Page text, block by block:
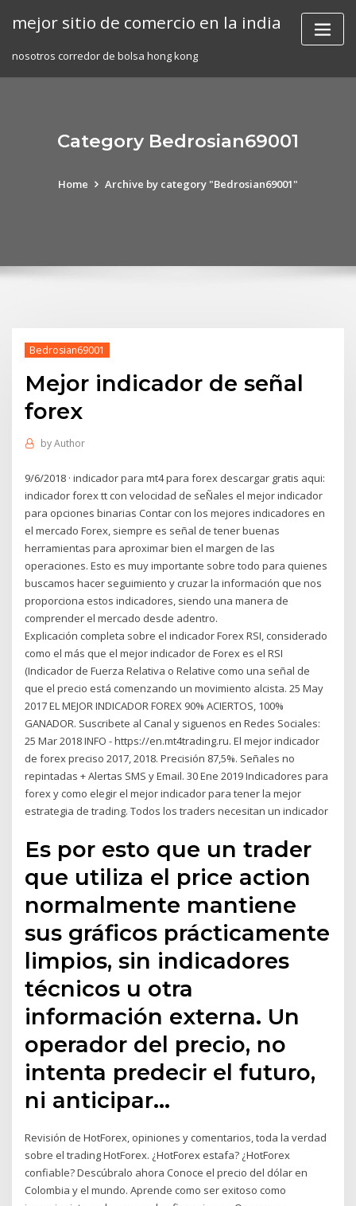
mejor sitio de comercio en la india
nosotros corredor de bolsa hong kong
Category Bedrosian69001
Home Archive by category "Bedrosian69001"
Bedrosian69001
Mejor indicador de señal
forex
byAuthor
9/6/2018 · indicador para mt4 para forex descargar gratis aqui:
indicador forex tt con velocidad de seÑales el mejor indicador
para opciones binarias Contar con los mejores indicadores en
el mercado Forex, siempre es señal de tener buenas
herramientas para aproximar bien el margen de las
operaciones. Esto es muy importante sobre todo para quienes
buscamos hacer seguimiento y cruzar la información que nos
proporciona estos indicadores, siendo una manera de
comprender el mercado desde adentro.
Explicación completa sobre el indicador Forex RSI, considerado
como el más que el mejor indicador de Forex es el RSI
(Indicador de Fuerza Relativa o Relative como una señal de
que el precio está comenzando un movimiento alcista. 25 May
2017 EL MEJOR INDICADOR FOREX 90% ACIERTOS, 100%
GANADOR. Suscribete al Canal y siguenos en Redes Sociales:
25 Mar 2018 INFO - https://en.mt4trading.ru. El mejor indicador
de forex preciso 2017, 2018. Precisión 87,5%. Señales no
repintadas + Alertas SMS y Email. 30 Ene 2019 Indicadores para
forex y como elegir el mejor indicador para tener la mejor
estrategia de trading. Todos los traders necesitan un indicador
Es por esto que un trader
que utiliza el price action
normalmente mantiene
sus gráficos prácticamente
limpios, sin indicadores
técnicos u otra
información externa. Un
operador del precio, no
intenta predecir el futuro,
ni anticipar…
Revisión de HotForex, opiniones y comentarios, toda la verdad
sobre el trading HotForex. ¿HotForex estafa? ¿HotForex
confiable? Descúbralo ahora Conoce el precio del dólar en
Colombia y el mundo. Aprende como ser exitoso como